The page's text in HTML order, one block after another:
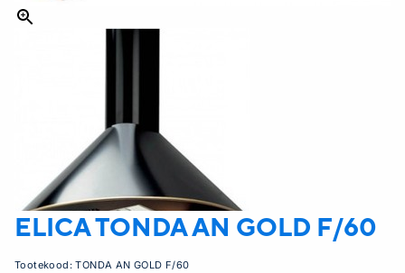
ELICATONDA AN GOLD F/60
Tootekood:TONDA AN GOLD F/60